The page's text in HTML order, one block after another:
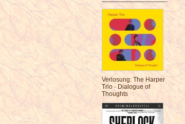
Verlosung: The Harper
Trio - Dialogue of
Thoughts